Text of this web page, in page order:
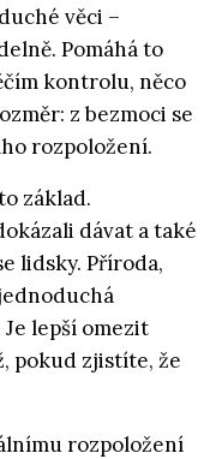
věci –
Pomáhá to
kontrolu, něco
z bezmoci se
rozpoložení.
základ.
dávat a také
lidsky. Příroda,
lepší omezit
pokud zjistíte, že
rozpoložení